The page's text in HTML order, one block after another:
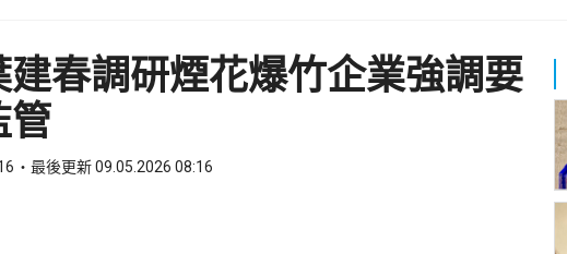
春調研煙花爆竹企業強調要
管
最後更新 09.05.2026 08:16